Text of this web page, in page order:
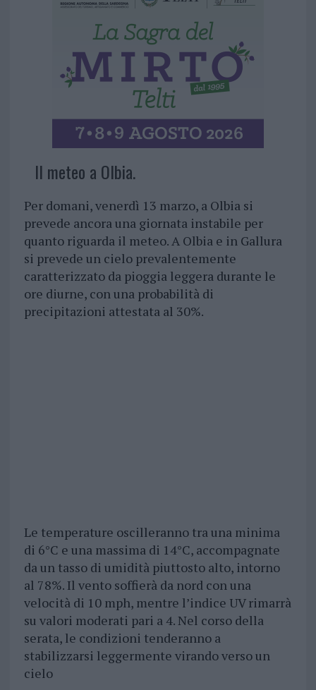
II meteo a Olbia.
Per domani, venerdì 13 marzo, a Olbia si
prevede ancora una giornata instabile per
quanto riguarda il meteo. A Olbia e in Gallura
si prevede un cielo prevalentemente
caratterizzato da pioggia leggera durante le
ore diurne, con una probabilità di
precipitazioni attestata al 30%.
Le temperature oscilleranno tra una minima
di 6°C e una massima di 14°C, accompagnate
da un tasso di umidità piuttosto alto, intorno
al 78%. Il vento soffierà da nord con una
velocità di 10 mph, mentre l’indice UV rimarrà
su valori moderati pari a 4. Nel corso della
serata, le condizioni tenderanno a
stabilizzarsi leggermente virando verso un
cielo